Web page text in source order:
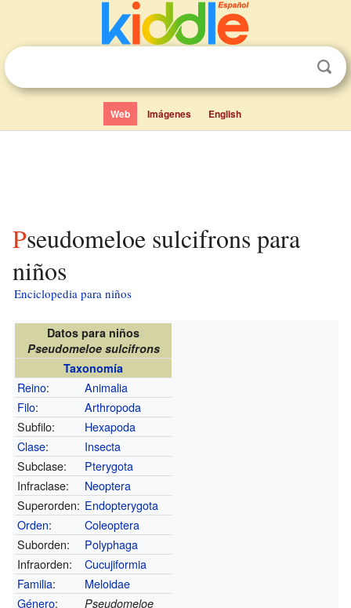
Web Imágenes English
Pseudomeloe sulcifrons para
niños
Enciclopedia para niños
Datos para niños
Pseudomeloe sulcifrons
Taxonomía
Reino:
Animalia
Filo:
Arthropoda
Subfilo:
Hexapoda
Clase:
Insecta
Subclase:
Pterygota
Infraclase:
Neoptera
Superorden: Endopterygota
Orden:
Coleoptera
Suborden:
Polyphaga
Infraorden:
Cucujiformia
Familia:
Meloidae
Género: Pseudomeloe